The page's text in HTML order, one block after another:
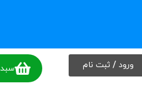
ورود / ثبت نام